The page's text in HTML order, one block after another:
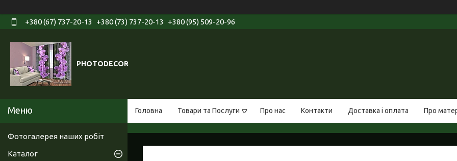
+380 (67) 737-20-13 +380 (73) 737-20-13 +380 (95) 509-20-96
PHOTODECOR
Головна Товари та Послуги Про нас Контакти Доставка і оплата Про
Фотогалерея наших робіт
Каталог